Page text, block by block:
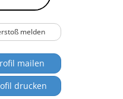
melden
mailen
drucken